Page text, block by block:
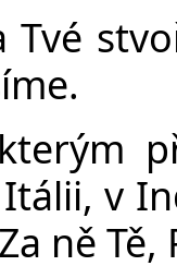
Tvé
v
ně